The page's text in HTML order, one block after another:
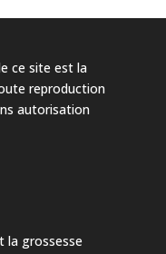
ce site est la
reproduction
autorisation
la grossesse